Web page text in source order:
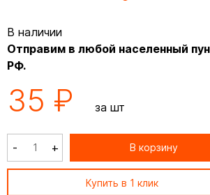
В наличии
Отправим в любой населенный
РФ.
35 ₽ за шт
- + В корзину
Купить в 1 клик